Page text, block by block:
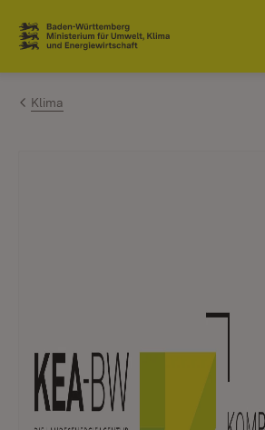
Zum Inhalt springen
Link zur Startseite
Klima